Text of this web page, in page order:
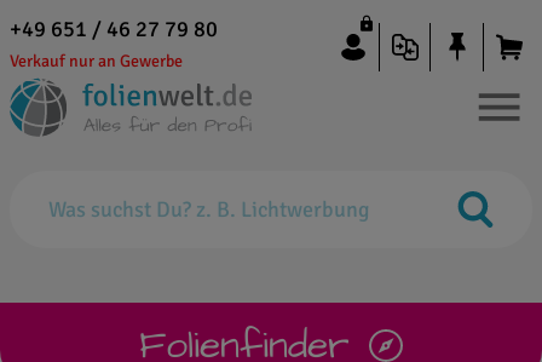
+49 651 / 46 27 79 80
Verkauf nur an Gewerbe
Folienfinder